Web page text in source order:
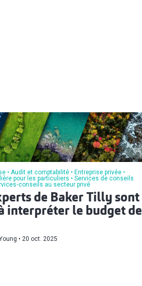
Audit et comptabilité
Entreprise privée
pour les particuliers
Services de conseils
au secteur privé
de Baker Tilly sont
interpréter le budget de
20 oct. 2025